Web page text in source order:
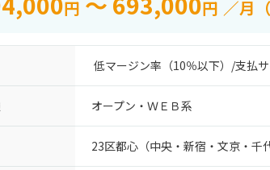
円 円 ／月
低マージン率（10％以下） /支払
オープン・ＷＥＢ系
23区都心（中央・新宿・文京・千